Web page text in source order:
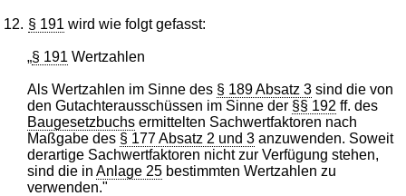
12. § 191 wird wie folgt gefasst:
„§ 191 Wertzahlen
Als Wertzahlen im Sinne des § 189 Absatz 3 sind die von
den Gutachterausschüssen im Sinne der §§ 192 ff. des
Baugesetzbuchs ermittelten Sachwertfaktoren nach
Maßgabe des § 177 Absatz 2 und 3 anzuwenden. Soweit
derartige Sachwertfaktoren nicht zur Verfügung stehen,
sind die inAnlage 25 bestimmten Wertzahlen zu
verwenden."